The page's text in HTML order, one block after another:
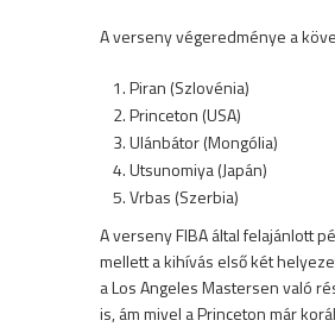
A verseny végeredménye a
Piran (Szlovénia)
Princeton (USA)
Ulánbátor (Mongólia)
Utsunomiya (Japán)
Vrbas (Szerbia)
A verseny FIBA által felajánlott
mellett a kihívás első két
a Los Angeles Mastersen való
is, ám mivel a Princeton már